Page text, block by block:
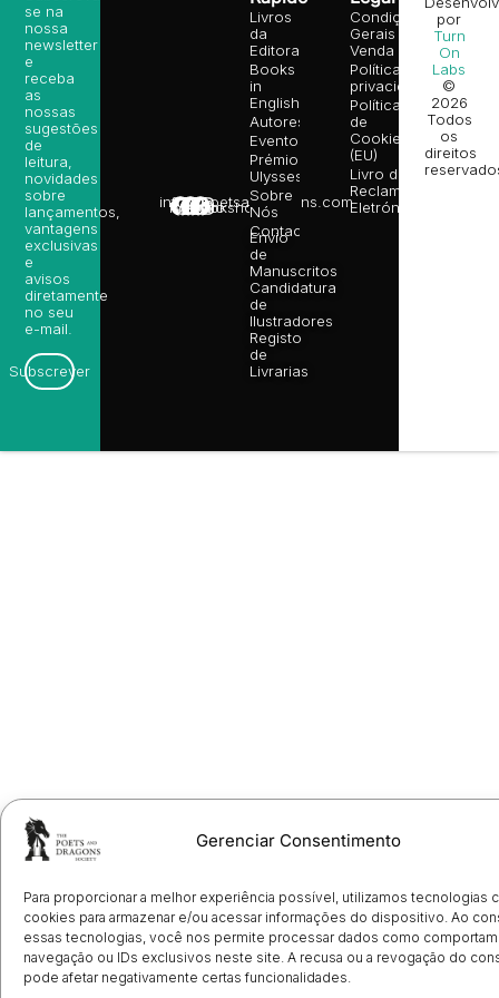
Gerenciar Consentimento
Para proporcionar a melhor experiência possível, utilizamos tecnologias
cookies para armazenar e/ou acessar informações do dispositivo. Ao
essas tecnologias, você nos permite processar dados como
navegação ou IDs exclusivos neste site. A recusa ou a revogação do
pode afetar negativamente certas funcionalidades.
info@poetsandragons.com
Infantil
Adulto
Bookshop
Livros
da
Editora
Books
in
English
Autores
Eventos
Prémio
Ulysses
Sobre
Nós
Contactos
Envio
de
Manuscritos
Candidatura
de
Ilustradores
Registo
de
Livrarias
Condições
Gerais de
Venda
Política de
privacidade
Política
de
Cookies
(EU)
Livro de
Reclamações
Eletrónico
se na
nossa
newsletter
e
receba
as
nossas
sugestões
de
leitura,
novidades
sobre
lançamentos,
vantagens
exclusivas
e
avisos
diretamente
no seu
e-mail.
Subscrever
por
Turn
On
Labs
©
2026
Todos
os
direitos